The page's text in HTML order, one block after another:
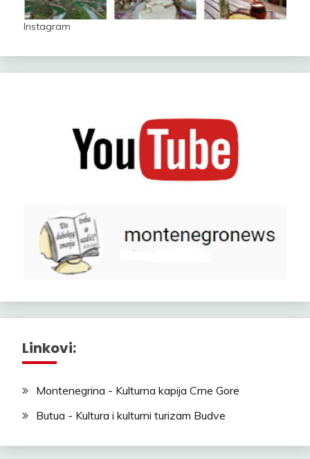
Instagram
Linkovi:
Montenegrina - Kulturna kapija Crne Gore
Butua - Kultura i kulturni turizam Budve